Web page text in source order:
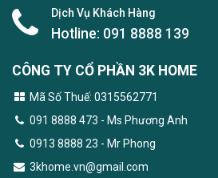
Dịch Vụ Khách Hàng
Hotline: 091 8888 139
CÔNG TY CỔ PHẦN 3K HOME
Mã Số Thuế: 0315562771
091 8888 473 - Ms Phương Anh
0913 8888 23 - Mr Phong
3khome.vn@gmail.com